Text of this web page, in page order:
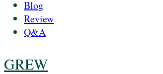
Blog
Review
Q&A
GREW